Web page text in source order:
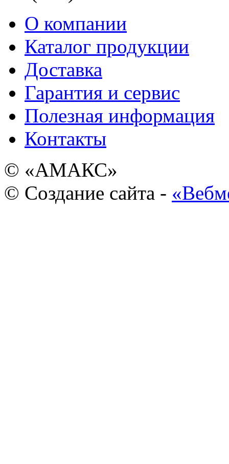
О компании
Каталог продукции
Доставка
Гарантия и сервис
Полезная информация
Контакты
© «АМАКС»
© Создание сайта -